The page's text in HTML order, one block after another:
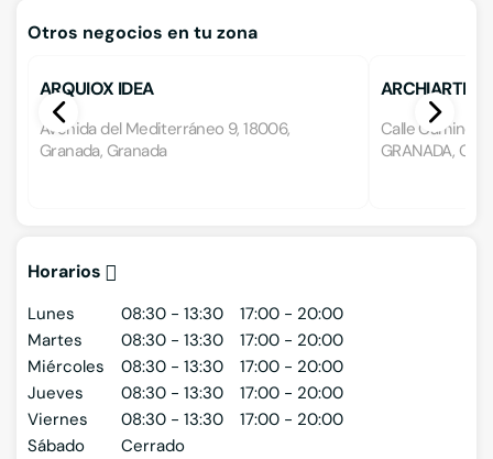
Otros negocios en tu zona
ARQUIOX IDEA
Avenida del Mediterráneo 9, 18006,
Granada, Granada
Calle Camino
GRANADA,
Horarios
Lunes 08:30 - 13:30
17:00 - 20:00
Martes
08:30 - 13:30
17:00 - 20:00
Miércoles
08:30 - 13:30
17:00 - 20:00
Jueves
08:30 - 13:30
17:00 - 20:00
Viernes
08:30 - 13:30
17:00 - 20:00
Sábado
Cerrado